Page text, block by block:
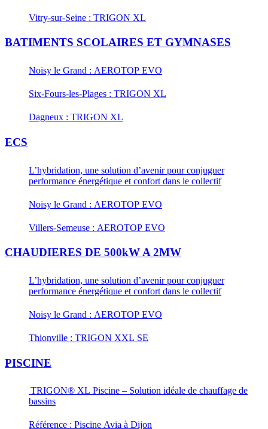
Vitry-sur-Seine : TRIGON XL
BATIMENTS SCOLAIRES ET GYMNASES
Noisy le Grand : AEROTOP EVO
Six-Fours-les-Plages : TRIGON XL
Dagneux : TRIGON XL
ECS
L’hybridation, une solution d’avenir pour conjuguer
performance énergétique et confort dans le collectif
Noisy le Grand : AEROTOP EVO
Villers-Semeuse : AEROTOP EVO
CHAUDIERES DE 500kW A 2MW
L’hybridation, une solution d’avenir pour conjuguer
performance énergétique et confort dans le collectif
Noisy le Grand : AEROTOP EVO
Thionville : TRIGON XXL SE
PISCINE
TRIGON® XL Piscine – Solution idéale de chauffage de
bassins
Référence : Piscine Avia à Dijon